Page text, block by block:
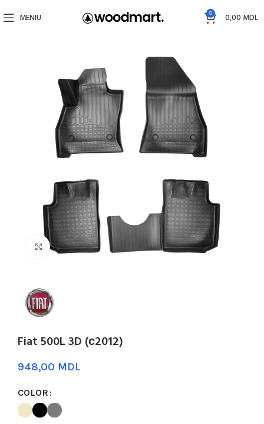
MENIU 0 0,00 MDL
Faceți click pentru a mări
Fiat 500L 3D (с2012)
MDL
COLOR